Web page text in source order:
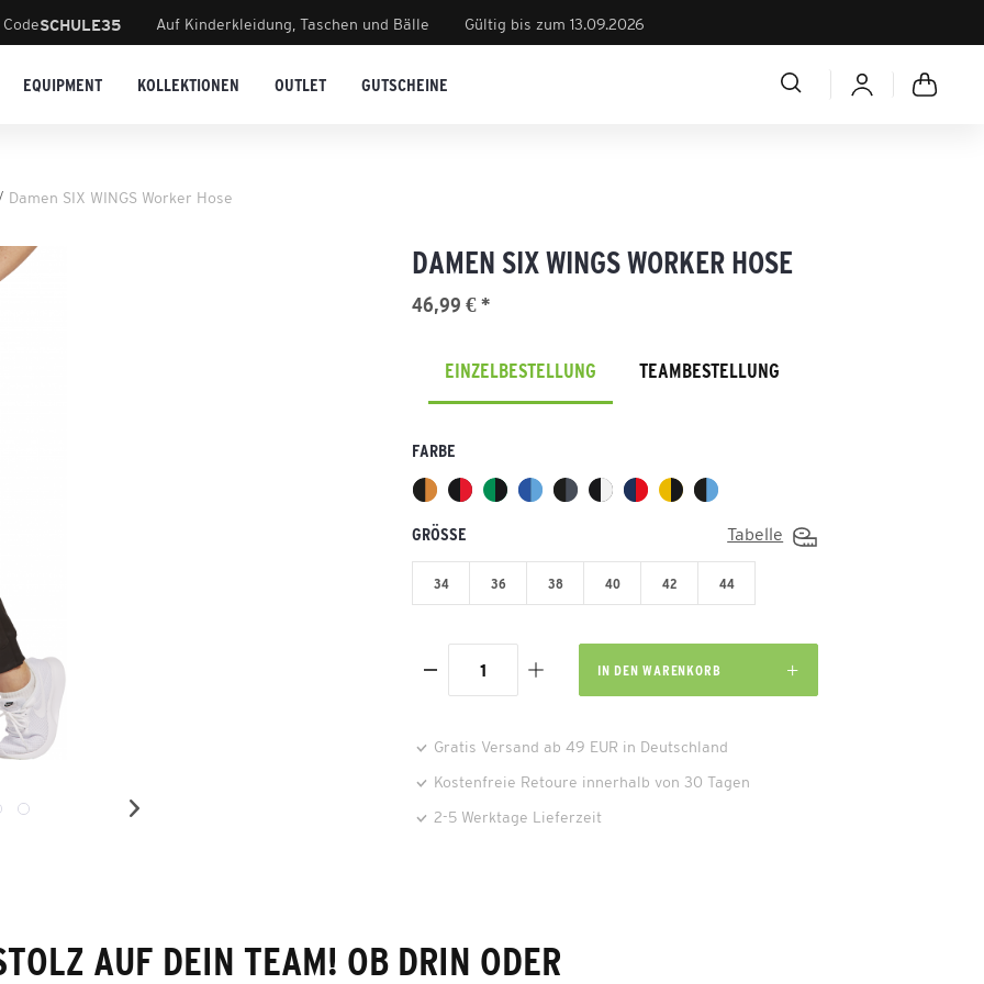
SCHULE35 Auf Kinderkleidung, Taschen und Bälle Gültig bis zum 13.09.2026
EQUIPMENT KOLLEKTIONEN OUTLET GUTSCHEINE
Damen SIX WINGS Worker Hose
DAMEN SIX WINGS WORKER HOSE
46,99 € *
EINZELBESTELLUNG TEAMBESTELLUNG
FARBE
GRÖSSE Tabelle
34 36 38 40 42 44
IN DEN WARENKORB
Gratis Versand ab 49 EUR in Deutschland
Kostenfreie Retoure innerhalb von 30 Tagen
2-5 Werktage Lieferzeit
AUF DEIN TEAM! OB DRIN ODER